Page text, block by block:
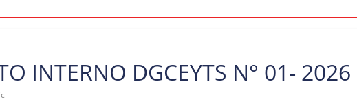
INTERNO DGCEYTS N° 01- 2026